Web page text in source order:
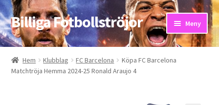
Hoppa
till
navigering
Hoppa
till
innehåll
Billiga Fotbollströjor Meny
Hem
Bloggar
Hem Klubblag FC Barcelona
Köpa FC Barcelona
Matchtröja Hemma 2024-25 Ronald Araujo 4